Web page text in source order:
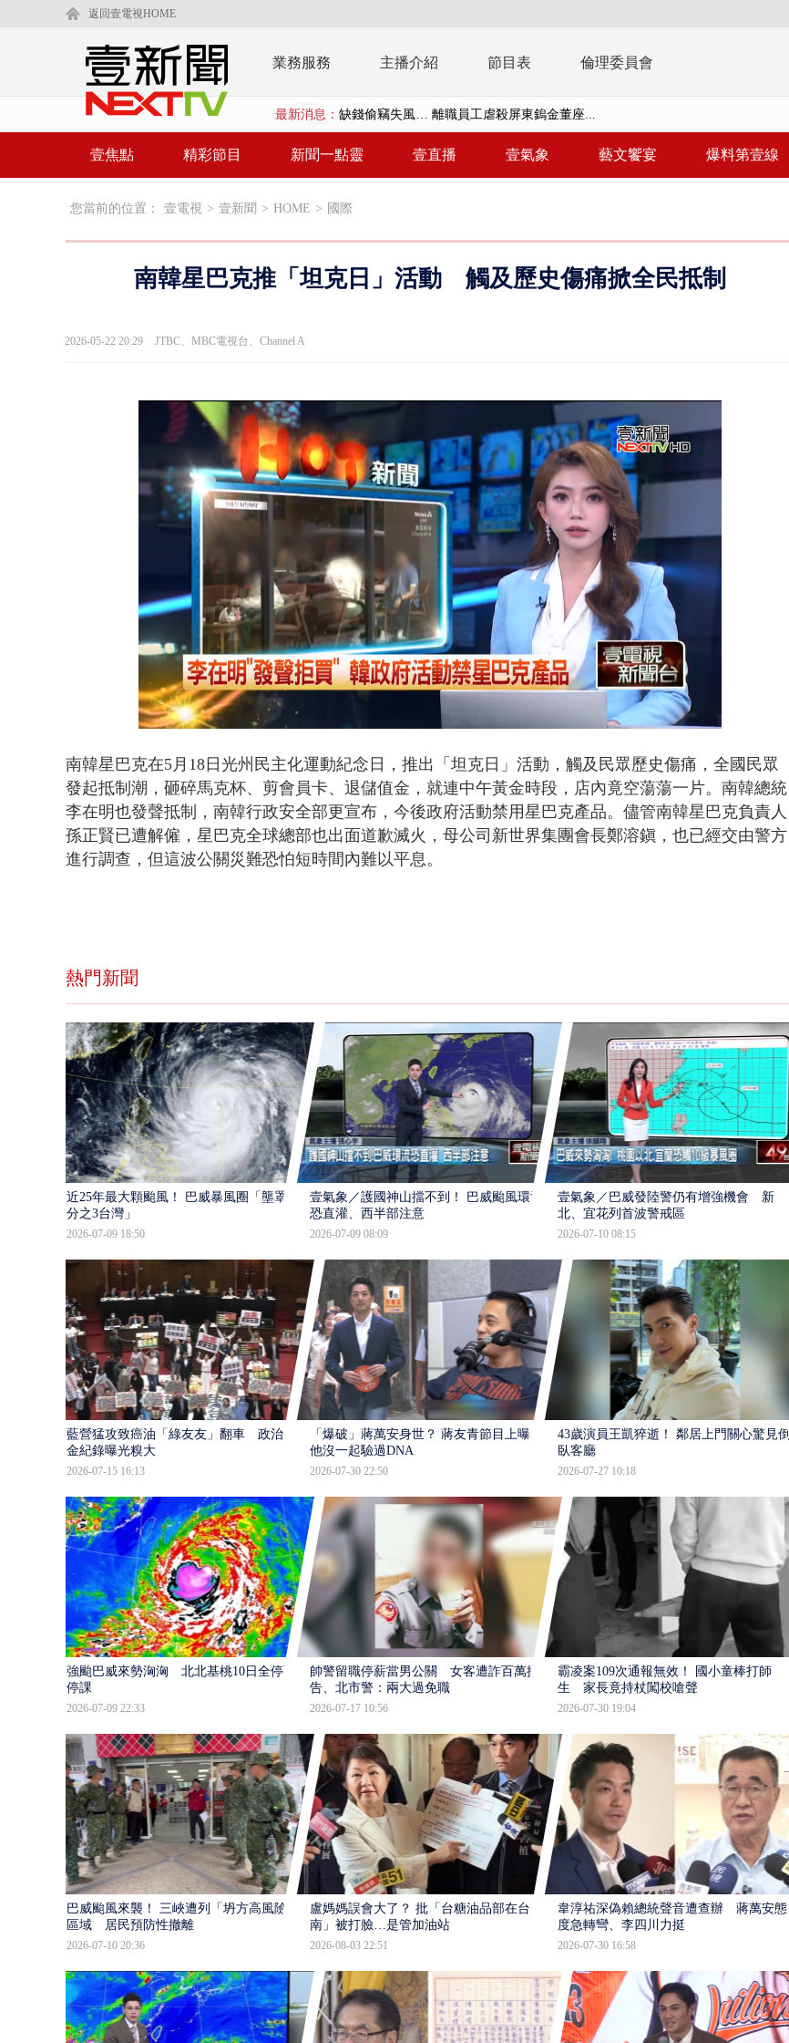
返回壹電視HOME
業務服務 主播介紹 節目表 倫理委員會
最新消息： 漢光42號演習今登場 10天9夜無劇本、全旅...
壹氣象／3颱共存！ 白海豚路徑偏西修正 影...
台糖副總抱油進立院 姜至剛認裁示放行20%...
演哪齣？ 情侶吵架「女開門跳車」 違法道交...
壹焦點 精彩節目 新聞一點靈 壹直播 壹氣象 藝文饗宴 爆料第壹線
您當前的位置： 壹電視 > 壹新聞 > HOME > 國際
南韓星巴克推「坦克日」活動 觸及歷史傷痛掀全民抵制
2026-05-22 20:29 JTBC、MBC電視台、Channel A
Unmute
38.75%
南韓星巴克在5月18日光州民主化運動紀念日，推出「坦克日」活動，觸及民眾歷史傷痛，全國民眾
發起抵制潮，砸碎馬克杯、剪會員卡、退儲值金，就連中午黃金時段，店內竟空蕩蕩一片。南韓總統
李在明也發聲抵制，南韓行政安全部更宣布，今後政府活動禁用星巴克產品。儘管南韓星巴克負責人
孫正賢已遭解僱，星巴克全球總部也出面道歉滅火，母公司新世界集團會長鄭溶鎭，也已經交由警方
進行調查，但這波公關災難恐怕短時間內難以平息。
熱門新聞
近25年最大顆颱風！ 巴威暴風圈「壟罩4
分之3台灣」
2026-07-09 18:50
壹氣象／護國神山擋不到！ 巴威颱風環流
恐直灌、西半部注意
2026-07-09 08:09
壹氣象／巴威發陸警仍有增強機會 新
北、宜花列首波警戒區
2026-07-10 08:15
藍營猛攻致癌油「綠友友」翻車 政治獻
金紀錄曝光糗大
2026-07-15 16:13
「爆破」蔣萬安身世？ 蔣友青節目上曝：
他沒一起驗過DNA
2026-07-30 22:50
43歲演員王凱猝逝！ 鄰居上門關心驚見倒
臥客廳
2026-07-27 10:18
強颱巴威來勢洶洶 北北基桃10日全停班
停課
2026-07-09 22:33
帥警留職停薪當男公關 女客遭詐百萬提
告、北市警：兩大過免職
2026-07-17 10:56
霸凌案109次通報無效！ 國小童棒打師
生 家長竟持杖闖校嗆聲
2026-07-30 19:04
巴威颱風來襲！ 三峽遭列「坍方高風險」
區域 居民預防性撤離
2026-07-10 20:36
盧媽媽誤會大了？ 批「台糖油品部在台
南」被打臉…是管加油站
2026-08-03 22:51
韋淳祐深偽賴總統聲音遭查辦 蔣萬安態
度急轉彎、李四川力挺
2026-07-30 16:58